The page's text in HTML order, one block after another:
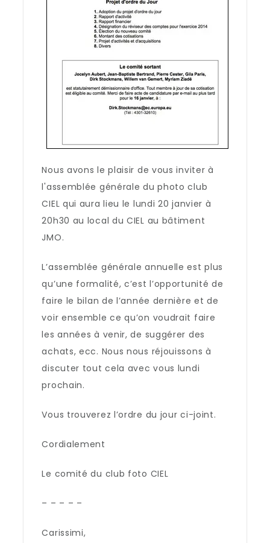
Nous avons le plaisir de vous inviter à
l'assemblée générale du photo club
CIEL qui aura lieu le lundi 20 janvier à
20h30 au local du CIEL au bâtiment
JMO.
L’assemblée générale annuelle est plus
qu’une formalité, c’est l’opportunité de
faire le bilan de l’année dernière et de
voir ensemble ce qu’on voudrait faire
les années à venir, de suggérer des
achats, ecc. Nous nous réjouissons à
discuter tout cela avec vous lundi
prochain.
Vous trouverez l’ordre du jour ci-joint.
Cordialement
Le comité du club foto CIEL
– – – – –
Carissimi,